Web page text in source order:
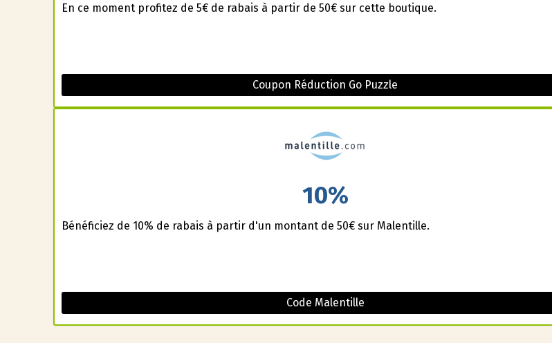
En ce moment profitez de 5€ de rabais à partir de 50€ sur cette boutique.
Coupon Réduction Go Puzzle
10%
Bénéficiez de 10% de rabais à partir d'un montant de 50€ sur Malentille.
Code Malentille